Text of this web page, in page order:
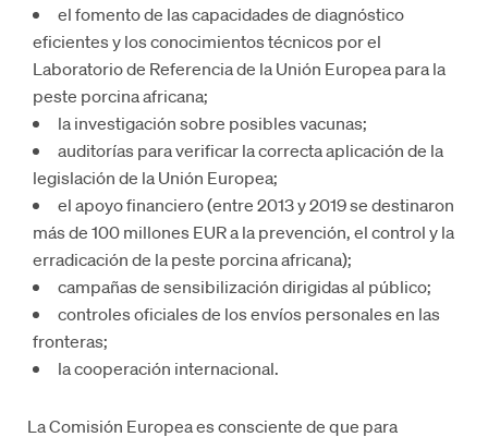
el fomento de las capacidades de diagnóstico
eficientes y los conocimientos técnicos por el
Laboratorio de Referencia de la Unión Europea para la
peste porcina africana;
la investigación sobre posibles vacunas;
auditorías para verificar la correcta aplicación de la
legislación de la Unión Europea;
el apoyo financiero (entre 2013 y 2019 se destinaron
más de 100 millones EUR a la prevención, el control y la
erradicación de la peste porcina africana);
campañas de sensibilización dirigidas al público;
controles oficiales de los envíos personales en las
fronteras;
la cooperación internacional.
La Comisión Europea es consciente de que para